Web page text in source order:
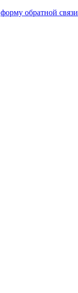
форму обратной связи